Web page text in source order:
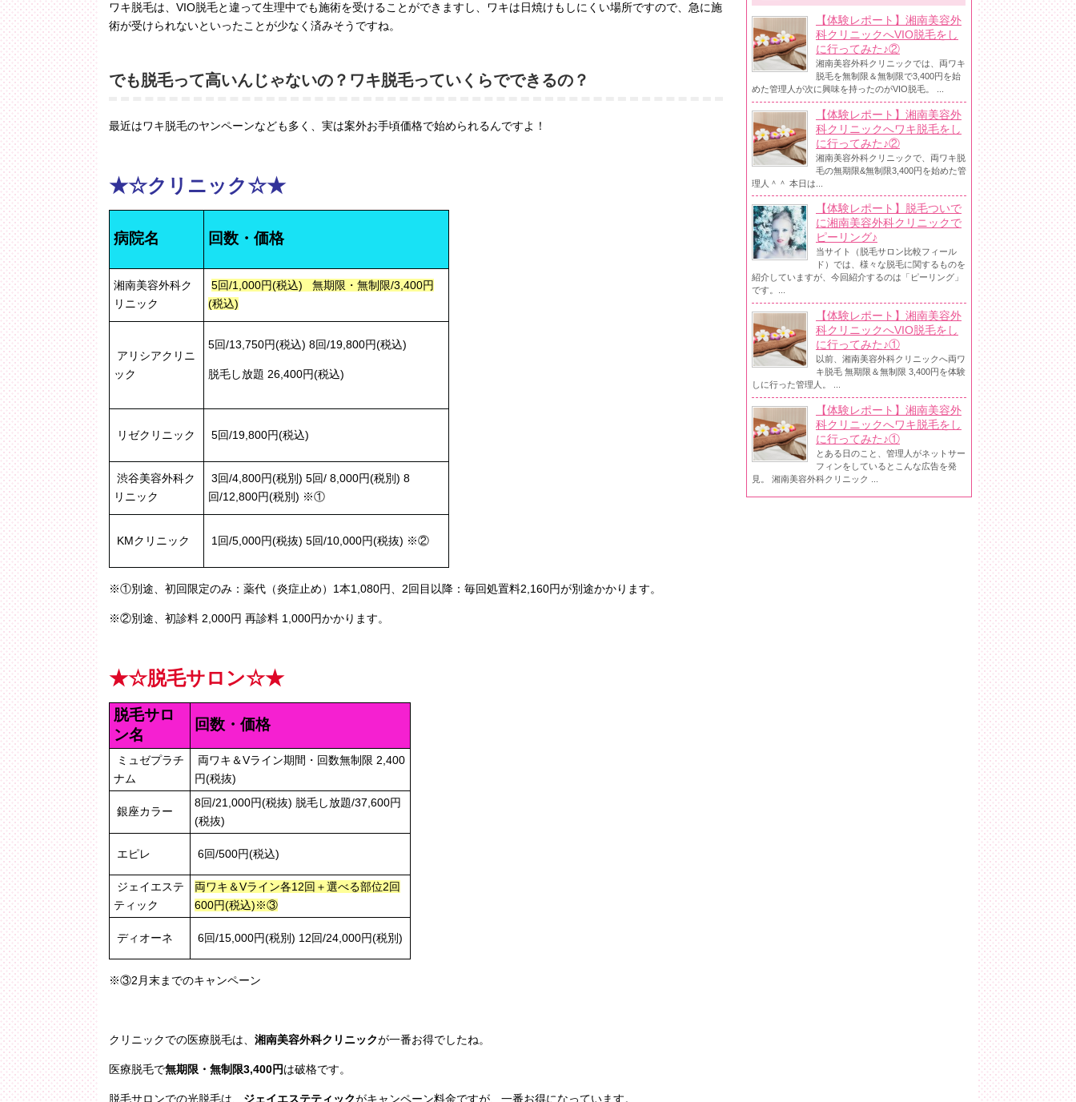
ワキ脱毛は、VIO脱毛と違って生理中でも施術を受けることができますし、ワキは日焼けもしにくい場所ですので、急に施
術が受けられないといったことが少なく済みそうですね。
でも脱毛って高いんじゃないの？ワキ脱毛っていくらでできるの？
最近はワキ脱毛のヤンペーンなども多く、実は案外お手頃価格で始められるんですよ！
★☆クリニック☆★
病院名 回数・価格
湘南美容外科ク
リニック
5回/1,000円(税込)
無期限・無制限/3,400円
(税込)
アリシアクリニ
ック
5回/13,750円(税込) 8回/19,800円(税込)
脱毛し放題 26,400円(税込)
リゼクリニック 5回/19,800円(税込)
渋谷美容外科ク
リニック
3回/4,800円(税別) 5回/ 8,000円(税別) 8
回/12,800円(税別) ※①
KMクリニック 1回/5,000円(税抜) 5回/10,000円(税抜) ※②
※①別途、初回限定のみ：薬代（炎症止め）1本1,080円、2回目以降：毎回処置料2,160円が別途かかります。
※②別途、初診料 2,000円 再診料 1,000円かかります。
★☆脱毛サロン☆★
脱毛サロ
ン名
回数・価格
ミュゼプラチ
ナム
両ワキ＆Vライン期間・回数無制限 2,400
円(税抜)
銀座カラー
8回/21,000円(税抜) 脱毛し放題/37,600円
(税抜)
エピレ 6回/500円(税込)
ジェイエステ
ティック
両ワキ＆Vライン各12回＋選べる部位2回
600円(税込)※③
ディオーネ 6回/15,000円(税別) 12回/24,000円(税別)
※③2月末までのキャンペーン
クリニックでの医療脱毛は、 湘南美容外科クリニックが一番お得でしたね。
医療脱毛で無期限・無制限3,400円は破格です。
脱毛サロンでの光脱毛は、 ジェイエステティックがキャンペーン料金ですが、一番お得になっています。
【体験レポート】湘南美容外
科クリニックへVIO脱毛をし
に行ってみた♪②
湘南美容外科クリニックでは、両ワキ
脱毛を無制限＆無制限で3,400円を始
めた管理人が次に興味を持ったのがVIO脱毛。 ...
【体験レポート】湘南美容外
科クリニックへワキ脱毛をし
に行ってみた♪②
湘南美容外科クリニックで、両ワキ脱
毛の無期限&無制限3,400円を始めた管
理人＾＾ 本日は...
【体験レポート】脱毛ついで
に湘南美容外科クリニックで
ピーリング♪
当サイト（脱毛サロン比較フィール
ド）では、様々な脱毛に関するものを
紹介していますが、今回紹介するのは「ピーリング」
です。...
【体験レポート】湘南美容外
科クリニックへVIO脱毛をし
に行ってみた♪①
以前、湘南美容外科クリニックへ両ワ
キ脱毛 無期限＆無制限 3,400円を体験
しに行った管理人。 ...
【体験レポート】湘南美容外
科クリニックへワキ脱毛をし
に行ってみた♪①
とある日のこと、管理人がネットサー
フィンをしているとこんな広告を発
見。 湘南美容外科クリニック ...